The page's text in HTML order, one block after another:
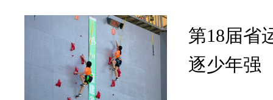
第18届省
逐少年强